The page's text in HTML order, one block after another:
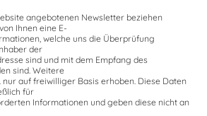
angebotenen Newsletter beziehen
Ihnen eine E-
welche uns die Überprüfung
der
sind und mit dem Empfang des
sind. Weitere
nur auf freiwilliger Basis erhoben. Diese Daten
für
Informationen und geben diese nicht an